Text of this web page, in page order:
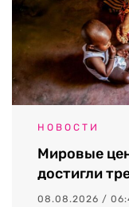
НОВОСТИ
Мировые
достигли
08.08.2026 /